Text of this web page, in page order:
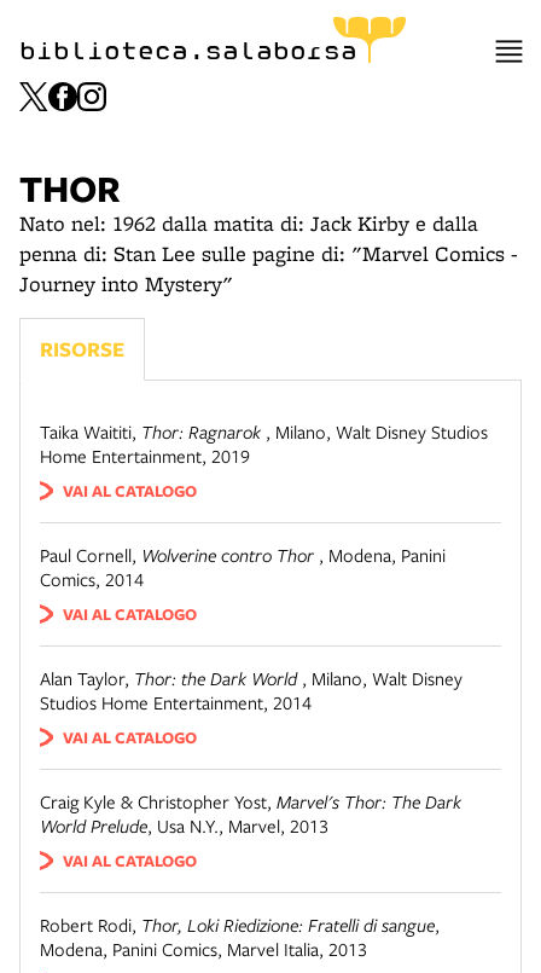
biblioteca.salaborsa
THOR
Nato nel: 1962 dalla matita di: Jack Kirby e dalla
penna di: Stan Lee sulle pagine di: "Marvel Comics -
Journey into Mystery"
RISORSE
Taika Waititi, Thor: Ragnarok , Milano, Walt Disney Studios
Home Entertainment, 2019
VAI AL CATALOGO
Paul Cornell, Wolverine contro Thor , Modena, Panini
Comics, 2014
VAI AL CATALOGO
Alan Taylor, Thor: the Dark World , Milano, Walt Disney
Studios Home Entertainment, 2014
VAI AL CATALOGO
Craig Kyle & Christopher Yost, Marvel's Thor: The Dark
World Prelude, Usa N.Y., Marvel, 2013
VAI AL CATALOGO
Robert Rodi, Thor, Loki Riedizione: Fratelli di sangue,
Modena, Panini Comics, Marvel Italia, 2013